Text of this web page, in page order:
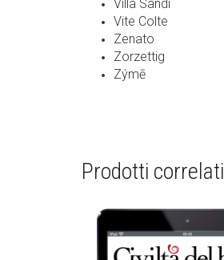
Villa Sandi
Vite Colte
Zenato
Zorzettig
Zýmē
Prodotti correlati